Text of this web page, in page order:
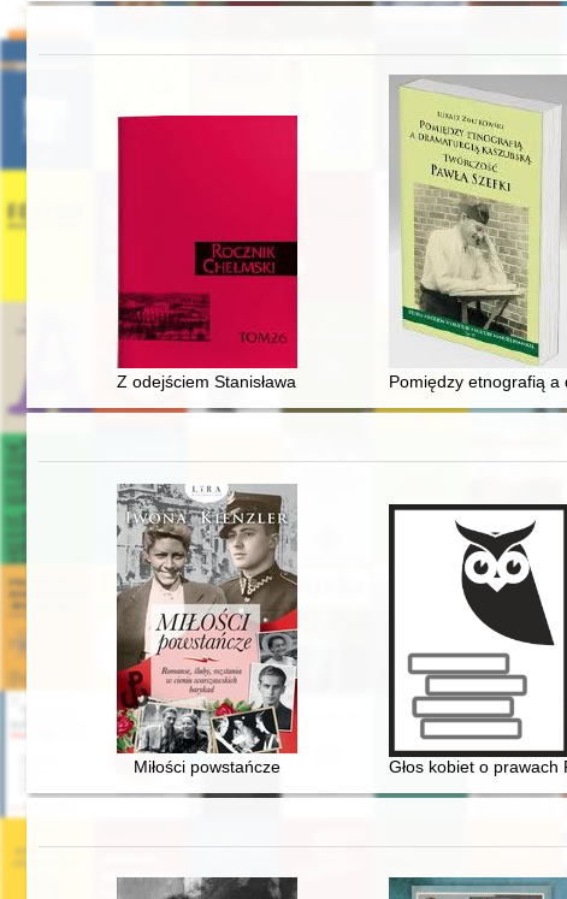
Z odejściem Stanisława Lipińskiego (1936-2022)
Pomiędzy etnografią a
Miłości powstańcze Głos kobiet o